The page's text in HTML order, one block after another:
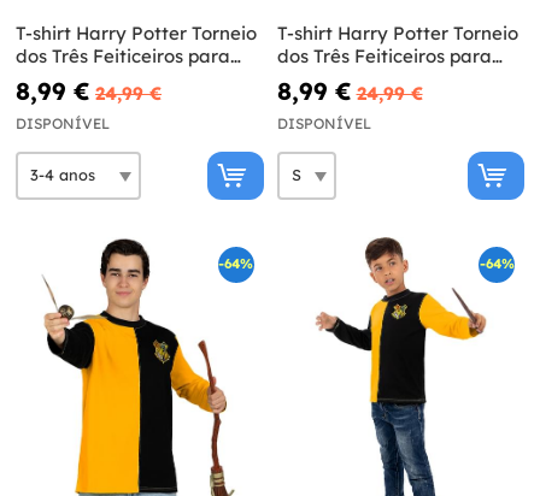
T-shirt Harry Potter Torneio
dos Três Feiticeiros para
menino - Harry Potter
8,99 € 24,99 €
DISPONÍVEL
T-shirt Harry Potter Torneio
dos Três Feiticeiros para
adulto - Harry Potter
8,99 € 24,99 €
DISPONÍVEL
-64% -64%